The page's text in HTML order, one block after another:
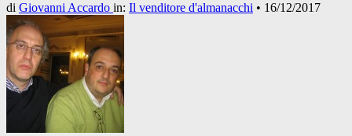
di Giovanni Accardo in: Il venditore d'almanacchi • 16/12/2017